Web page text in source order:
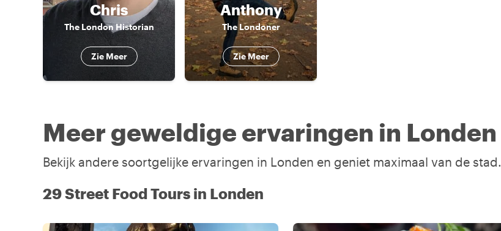
Chris
The London Historian
Zie Meer
Anthony
The Londoner
Zie Meer
Meer geweldige ervaringen in Londen
Bekijk andere soortgelijke ervaringen in Londen en geniet maximaal van de stad.
29 Street Food Tours in Londen